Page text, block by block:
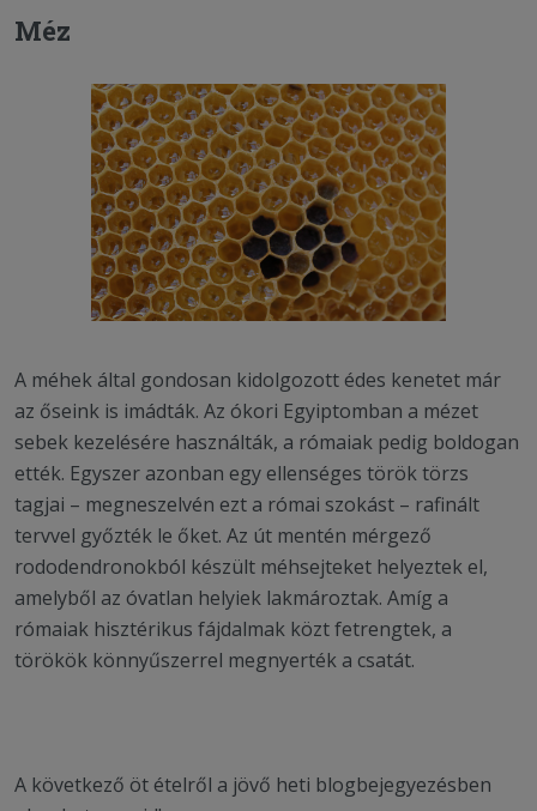
Méz
A méhek által gondosan kidolgozott édes kenetet már
az őseink is imádták. Az ókori Egyiptomban a mézet
sebek kezelésére használták, a rómaiak pedig boldogan
ették. Egyszer azonban egy ellenséges török törzs
tagjai – megneszelvén ezt a római szokást – rafinált
tervvel győzték le őket. Az út mentén mérgező
rododendronokból készült méhsejteket helyeztek el,
amelyből az óvatlan helyiek lakmároztak. Amíg a
rómaiak hisztérikus fájdalmak közt fetrengtek, a
törökök könnyűszerrel megnyerték a csatát.
A következő öt ételről a jövő heti blogbejegyezésben